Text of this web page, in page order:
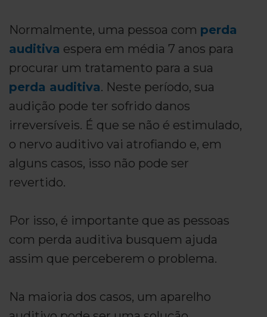
Normalmente, uma pessoa com perda
auditiva espera em média 7 anos para
procurar um tratamento para a sua
perda auditiva. Neste período, sua
audição pode ter sofrido danos
irreversíveis. É que se não é estimulado,
o nervo auditivo vai atrofiando e, em
alguns casos, isso não pode ser
revertido.
Por isso, é importante que as pessoas
com perda auditiva busquem ajuda
assim que perceberem o problema.
Na maioria dos casos, um aparelho